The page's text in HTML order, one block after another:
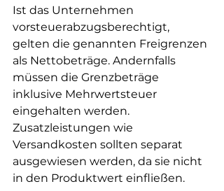
Ist das Unternehmen
vorsteuerabzugsberechtigt,
gelten die genannten Freigrenzen
als Nettobeträge. Andernfalls
müssen die Grenzbeträge
inklusive Mehrwertsteuer
eingehalten werden.
Zusatzleistungen wie
Versandkosten sollten separat
ausgewiesen werden, da sie nicht
in den Produktwert einfließen.